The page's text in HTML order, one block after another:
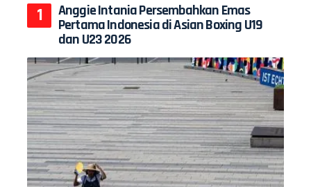
Anggie Intania Persembahkan Emas
Pertama Indonesia di Asian Boxing U19
dan U23 2026